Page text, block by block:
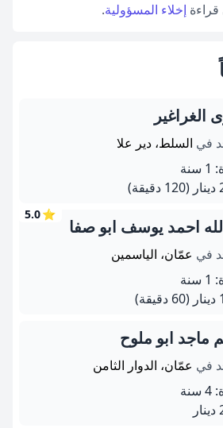
إخلاء المسؤولية.
الغراغير
في السلط، دير علا
(120 دقيقة)
⭐
5.0
احمد يوسف ابو صفا
في عمّان، الياسمين
(60 دقيقة)
ماجد ابو ملوح
في عمّان، الدوار الثامن